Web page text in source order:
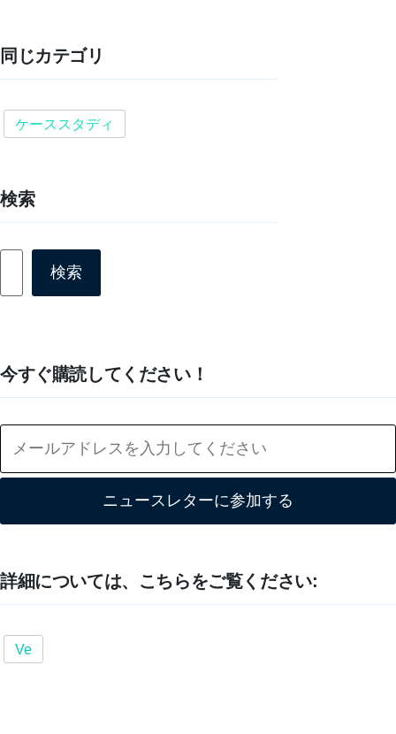
同じカテゴリ
ケーススタディ
検索
検索
今すぐ購読してください！
ニュースレターに参加する
詳細については、こちらをご覧ください:
Ve